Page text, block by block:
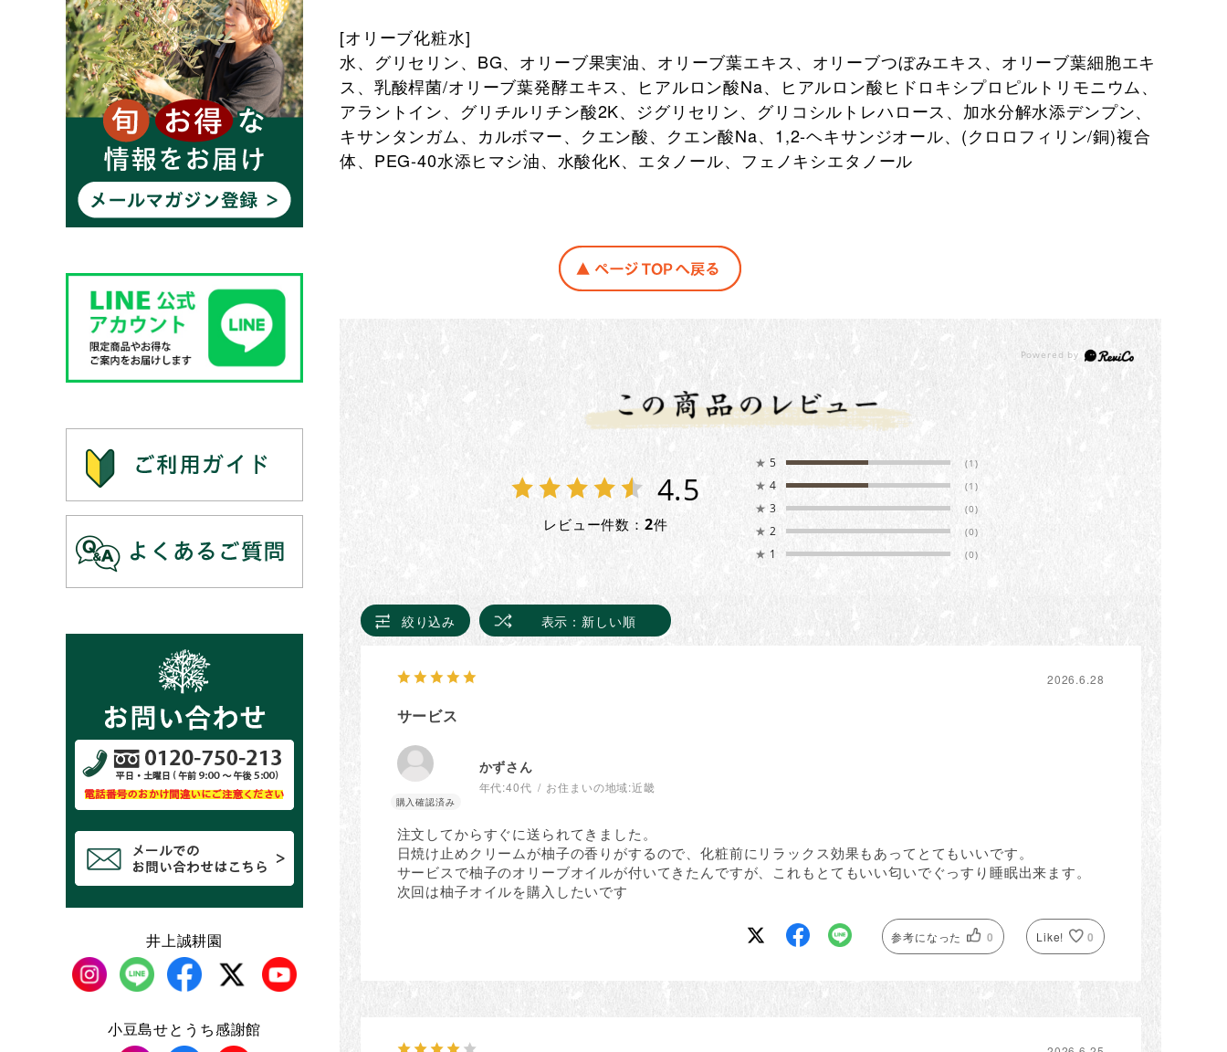
井上誠耕園
小豆島せとうち感謝館
[オリーブ化粧水]
水、グリセリン、BG、オリーブ果実油、オリーブ葉エキス、オリーブつぼみエキス、オリーブ葉細胞エキ
ス、乳酸桿菌/オリーブ葉発酵エキス、ヒアルロン酸Na、ヒアルロン酸ヒドロキシプロピルトリモニウム、
アラントイン、グリチルリチン酸2K、ジグリセリン、グリコシルトレハロース、加水分解水添デンプン、
キサンタンガム、カルボマー、クエン酸、クエン酸Na、1,2-ヘキサンジオール、(クロロフィリン/銅)複合
体、PEG-40水添ヒマシ油、水酸化K、エタノール、フェノキシエタノール
4.5
レビュー件数： 2件
★ 5 (1)
★ 4 (1)
★ 3 (0)
★ 2 (0)
★ 1 (0)
絞り込み 表示：新しい順
2026.6.28
サービス
かずさん
年代:40代 お住まいの地域:近畿
注文してからすぐに送られてきました。
日焼け止めクリームが柚子の香りがするので、化粧前にリラックス効果もあってとてもいいです。
サービスで柚子のオリーブオイルが付いてきたんですが、これもとてもいい匂いでぐっすり睡眠出来ます。
次回は柚子オイルを購入したいです
参考になった 0 Like! 0